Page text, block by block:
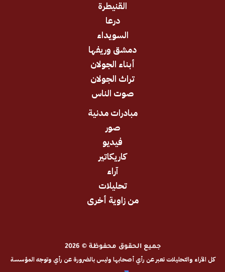
دمشق وريفها
أبناء الجولان
تراث الجولان
صوت الناس
مبادرات مدنية
من زاوية أخرى
جميع الحقوق محفوظة © 2026
تعبر عن رأي أصحابها وليس بالضرورة عن رأي وتوجه المؤسسة